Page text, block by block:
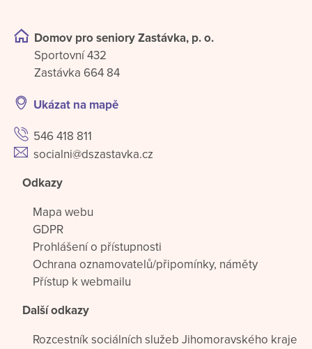
Domov pro seniory Zastávka, p. o.
Sportovní 432
Zastávka 664 84
Ukázat na mapě
546 418 811
socialni@dszastavka.cz
Odkazy
Mapa webu
GDPR
Prohlášení o přístupnosti
Ochrana oznamovatelů/připomínky, náměty
Přístup k webmailu
Další odkazy
Rozcestník sociálních služeb Jihomoravského kraje